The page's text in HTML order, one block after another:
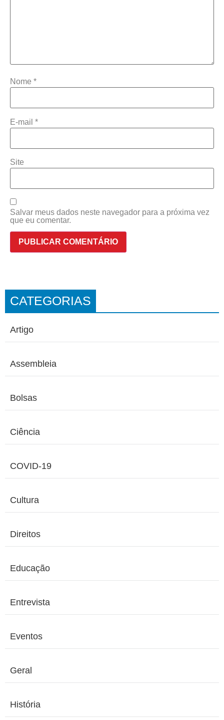
Nome *
E-mail *
Site
Salvar meus dados neste navegador para a próxima vez
que eu comentar.
CATEGORIAS
Artigo
Assembleia
Bolsas
Ciência
COVID-19
Cultura
Direitos
Educação
Entrevista
Eventos
Geral
História